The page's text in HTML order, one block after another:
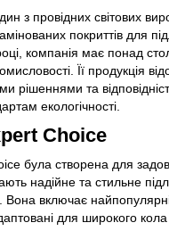
з провідних світових
покриттів для
компанія має понад
Її продукція
рішеннями та
екологічності.
Choice
була створена для
надійне та стильне
включає
для широкого кола